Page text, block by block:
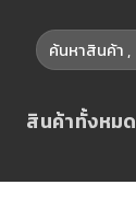
ค้นหา:
สินค้าทั้งหมด